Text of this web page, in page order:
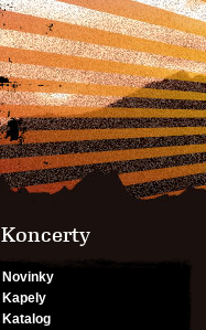
Koncerty
Novinky
Kapely
Katalog